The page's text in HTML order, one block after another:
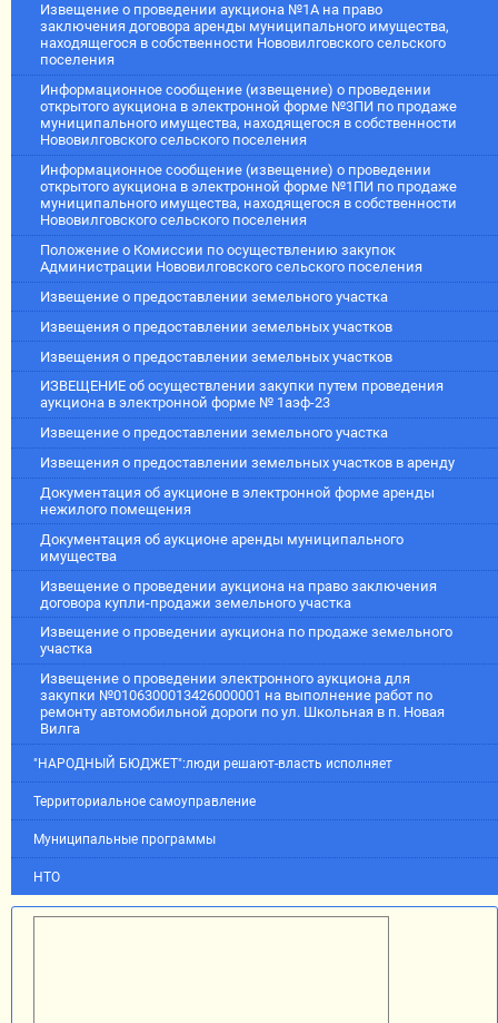
Извещение о проведении аукциона №1А на право
заключения договора аренды муниципального имущества,
находящегося в собственности Нововилговского сельского
поселения
Информационное сообщение (извещение) о проведении
открытого аукциона в электронной форме №3ПИ по продаже
муниципального имущества, находящегося в собственности
Нововилговского сельского поселения
Информационное сообщение (извещение) о проведении
открытого аукциона в электронной форме №1ПИ по продаже
муниципального имущества, находящегося в собственности
Нововилговского сельского поселения
Положение о Комиссии по осуществлению закупок
Администрации Нововилговского сельского поселения
Извещение о предоставлении земельного участка
Извещения о предоставлении земельных участков
Извещения о предоставлении земельных участков
ИЗВЕЩЕНИЕ об осуществлении закупки путем проведения
аукциона в электронной форме № 1аэф-23
Извещение о предоставлении земельного участка
Извещения о предоставлении земельных участков в аренду
Документация об аукционе в электронной форме аренды
нежилого помещения
Документация об аукционе аренды муниципального
имущества
Извещение о проведении аукциона на право заключения
договора купли-продажи земельного участка
Извещение о проведении аукциона по продаже земельного
участка
Извещение о проведении электронного аукциона для
закупки №0106300013426000001 на выполнение работ по
ремонту автомобильной дороги по ул. Школьная в п. Новая
Вилга
"НАРОДНЫЙ БЮДЖЕТ":люди решают-власть исполняет
Территориальное самоуправление
Муниципальные программы
НТО